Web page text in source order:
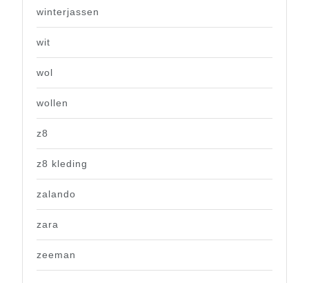
winterjassen
wit
wol
wollen
z8
z8 kleding
zalando
zara
zeeman